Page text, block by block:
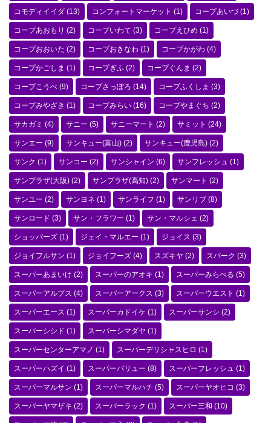
コモディイイダ (13) コンフォートマーケット (1) コープあいづ(1)
コープあおもり (2) コープいわて (3) コープえひめ (1)
コープおおいた (2) コープおきなわ (1) コープかがわ (4)
コープかごしま (1) コープぎふ (2) コープぐんま (2)
コープこうべ (9) コープさっぽろ (14) コープふくしま (3)
コープみやざき (1) コープみらい (16) コープやまぐち (2)
サカガミ (4) サニー (5) サニーマート (2) サミット (24)
サンエー (9) サンキュー(富山) (2) サンキュー(鹿児島) (2)
サンク (1) サンコー (2) サンシャイン (6) サンフレッシュ (1)
サンプラザ(大阪) (2) サンプラザ(高知) (2) サンマート (2)
サンユー (2) サンヨネ (1) サンライフ (1) サンリブ (8)
サンロード (3) サン・フラワー (1) サン・マルシェ (2)
ショッパーズ (1) ジェイ・マルエー (1) ジョイス (3)
ジョイフルサン (1) ジョイフーズ (4) スズキヤ (2) スパーク (3)
スーパーあまいけ (2) スーパーのアオキ (1) スーパーみらべる (5)
スーパーアルプス (4) スーパーアークス (3) スーパーウエスト (1)
スーパーエース (1) スーパーカドイケ (1) スーパーサンシ (2)
スーパーシシド (1) スーパーシマダヤ (1)
スーパーセンターアマノ (1) スーパーデリシャスヒロ (1)
スーパーハズイ (1) スーパーバリュー (8) スーパーフレッシュ (1)
スーパーマルサン (1) スーパーマルハチ (5) スーパーヤオヒコ (3)
スーパーヤマザキ (2) スーパーラック (1) スーパー三和 (10)